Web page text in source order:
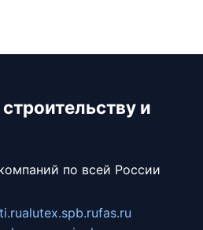
и
по всей России
alutex.spb.rufas.ru